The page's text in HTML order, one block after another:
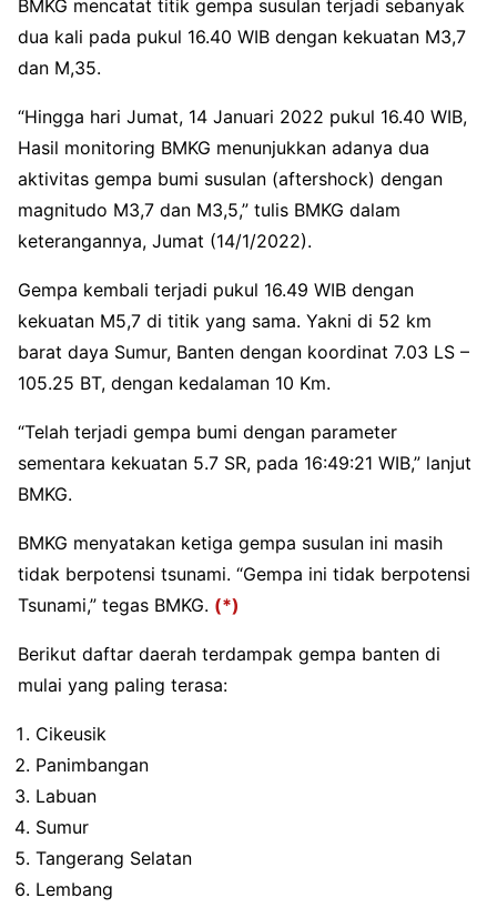
BMKG mencatat titik gempa susulan terjadi sebanyak
dua kali pada pukul 16.40 WIB dengan kekuatan M3,7
dan M,35.
“Hingga hari Jumat, 14 Januari 2022 pukul 16.40 WIB,
Hasil monitoring BMKG menunjukkan adanya dua
aktivitas gempa bumi susulan (aftershock) dengan
magnitudo M3,7 dan M3,5,” tulis BMKG dalam
keterangannya, Jumat (14/1/2022).
Gempa kembali terjadi pukul 16.49 WIB dengan
kekuatan M5,7 di titik yang sama. Yakni di 52 km
barat daya Sumur, Banten dengan koordinat 7.03 LS –
105.25 BT, dengan kedalaman 10 Km.
“Telah terjadi gempa bumi dengan parameter
sementara kekuatan 5.7 SR, pada 16:49:21 WIB,” lanjut
BMKG.
BMKG menyatakan ketiga gempa susulan ini masih
tidak berpotensi tsunami. “Gempa ini tidak berpotensi
Tsunami,” tegas BMKG. (*)
Berikut daftar daerah terdampak gempa banten di
mulai yang paling terasa:
Cikeusik
Panimbangan
Labuan
Sumur
Tangerang Selatan
Lembang